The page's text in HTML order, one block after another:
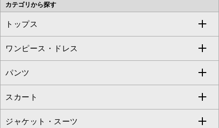
OFUON le MK
MK MICHEL KLEIN HOMME
MK MICHEL KLEIN BAG
カテゴリから探す
トップス
すべてのトップス
カットソー・Tシャツ
ブラウス・シャツ
ニット・セーター
ワンピース・ドレス
すべてのワンピース・ドレス
ワンピース
ドレス
パンツ
すべてのパンツ
フルレングスパンツ
スカート
すべてのスカート
ジャケット・スーツ